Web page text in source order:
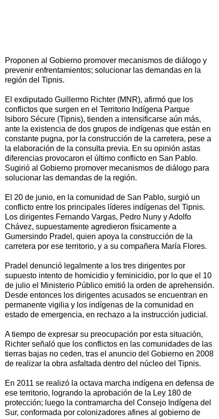
Proponen al Gobierno promover mecanismos de diálogo y
prevenir enfrentamientos; solucionar las demandas en la
región del Tipnis.
El exdiputado Guillermo Richter (MNR), afirmó que los
conflictos que surgen en el Territorio Indígena Parque
Isiboro Sécure (Tipnis), tienden a intensificarse aún más,
ante la existencia de dos grupos de indígenas que están en
constante pugna, por la construcción de la carretera, pese a
la elaboración de la consulta previa. En su opinión astas
diferencias provocaron el último conflicto en San Pablo.
Sugirió al Gobierno promover mecanismos de diálogo para
solucionar las demandas de la región.
El 20 de junio, en la comunidad de San Pablo, surgió un
conflicto entre los principales líderes indígenas del Tipnis.
Los dirigentes Fernando Vargas, Pedro Nuny y Adolfo
Chávez, supuestamente agredieron físicamente a
Gumersindo Pradel, quien apoya la construcción de la
carretera por ese territorio, y a su compañera María Flores.
Pradel denunció legalmente a los tres dirigentes por
supuesto intento de homicidio y feminicidio, por lo que el 10
de julio el Ministerio Público emitió la orden de aprehensión.
Desde entonces los dirigentes acusados se encuentran en
permanente vigilia y los indígenas de la comunidad en
estado de emergencia, en rechazo a la instrucción judicial.
A tiempo de expresar su preocupación por esta situación,
Richter señaló que los conflictos en las comunidades de las
tierras bajas no ceden, tras el anuncio del Gobierno en 2008
de realizar la obra asfaltada dentro del núcleo del Tipnis.
En 2011 se realizó la octava marcha indígena en defensa de
ese territorio, logrando la aprobación de la Ley 180 de
protección; luego la contramarcha del Consejo Indígena del
Sur, conformada por colonizadores afines al gobierno de